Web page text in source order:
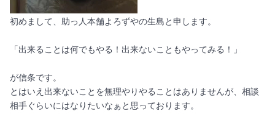
初めまして、助っ人本舗よろずやの生島と申します。
「出来ることは何でもやる！出来ないこともやってみる！」
が信条です。
とはいえ出来ないことを無理やりやることはありませんが、相談
相手ぐらいにはなりたいなぁと思っております。